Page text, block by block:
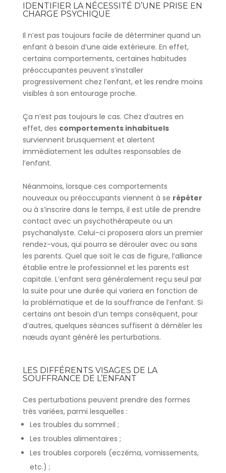
IDENTIFIER LA NÉCESSITÉ D’UNE PRISE EN
CHARGE PSYCHIQUE
Il n’est pas toujours facile de déterminer quand un
enfant à besoin d’une aide extérieure. En effet,
certains comportements, certaines habitudes
préoccupantes peuvent s’installer
progressivement chez l’enfant, et les rendre moins
visibles à son entourage proche.
Ça n’est pas toujours le cas. Chez d’autres en
effet, des comportements inhabituels
surviennent brusquement et alertent
immédiatement les adultes responsables de
l’enfant.
Néanmoins, lorsque ces comportements
nouveaux ou préoccupants viennent à se répéter
ou à s’inscrire dans le temps, il est utile de prendre
contact avec un psychothérapeute ou un
psychanalyste. Celui-ci proposera alors un premier
rendez-vous, qui pourra se dérouler avec ou sans
les parents. Quel que soit le cas de figure, l’alliance
établie entre le professionnel et les parents est
capitale. L’enfant sera généralement reçu seul par
la suite pour une durée qui variera en fonction de
la problématique et de la souffrance de l’enfant. Si
certains ont besoin d’un temps conséquent, pour
d’autres, quelques séances suffisent à démêler les
nœuds ayant généré les perturbations.
LES DIFFÉRENTS VISAGES DE LA
SOUFFRANCE DE L’ENFANT
Ces perturbations peuvent prendre des formes
très variées, parmi lesquelles :
Les troubles du sommeil ;
Les troubles alimentaires ;
Les troubles corporels (eczéma, vomissements,
etc.) ;